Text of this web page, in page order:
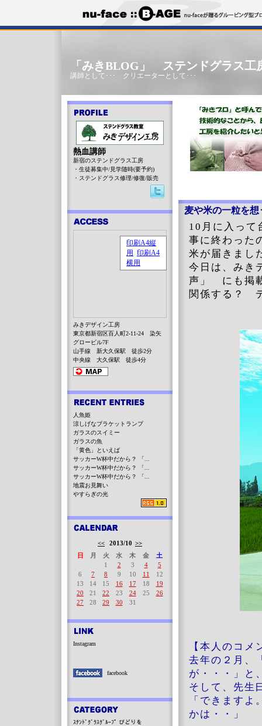
「みきBLOG」 ステンドグラス工
講師として･･･ クリエーターとして･･･
麦や米の一粒を想
10月に入って
事に終わった
米が届きまし
今日は、みき
声」 にも掲
関係する？
【本人のコ
去年の２月、
が・・・」と
そして、先生
「できます
かは・・」
熱血講師
新宿のステンドグラス工房
・生徒募集中/見学随時(要予約)
・ステンドグラス修理/修復/販売
みきデザイン工房
東京都新宿区百人町2-11-24 染矢
グロービル7F
山手線 新大久保駅 徒歩2分
中央線 大久保駅 徒歩4分
人魚姫
涼しげなブラケットランプ
ガラスのスイミー
ガラスの魚
「黄色」といえば
サッカーW杯中だから？ 「...
サッカーW杯中だから？ 「...
サッカーW杯中だから？ 「...
地震お見舞い
やすらぎの光
<< 2013/10 >>
日
月 火 水 木 金
土
1
2 3 4
5
6
7 8 9 10 11
12
13
14 15 16 17 18
19
20
21 22 23 24 25
26
27
28 29 30 31
Instagram
facebook
ｽﾃﾝﾄﾞｸﾞﾗｽｸﾞﾙｰﾌﾟ びどりを